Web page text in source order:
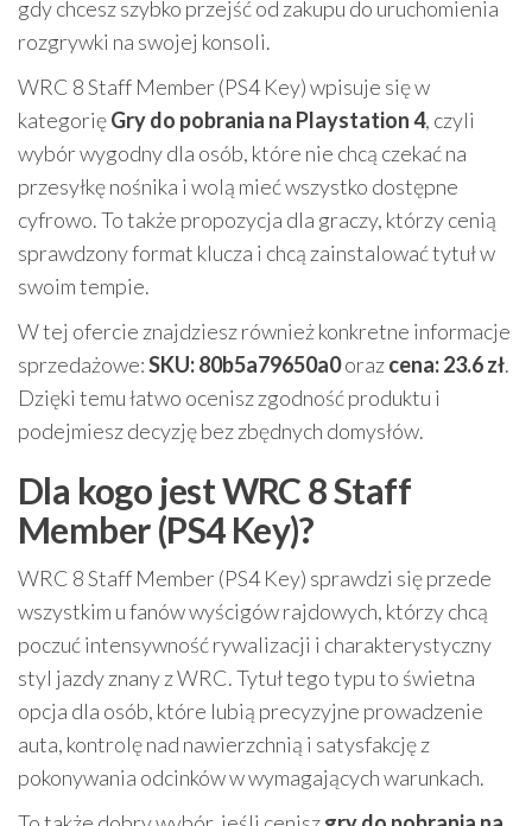
gdy chcesz szybko przejść od zakupu do uruchomienia
rozgrywki na swojej konsoli.
WRC 8 Staff Member (PS4 Key) wpisuje się w
kategorięGry do pobrania na Playstation 4, czyli
wybór wygodny dla osób, które nie chcą czekać na
przesyłkę nośnika i wolą mieć wszystko dostępne
cyfrowo. To także propozycja dla graczy, którzy cenią
sprawdzony format klucza i chcą zainstalować tytuł w
swoim tempie.
W tej ofercie znajdziesz również konkretne informacje
sprzedażowe:SKU: 80b5a79650a0orazcena: 23.6 zł.
Dzięki temu łatwo ocenisz zgodność produktu i
podejmiesz decyzję bez zbędnych domysłów.
Dla kogo jest WRC 8 Staff
Member (PS4 Key)?
WRC 8 Staff Member (PS4 Key) sprawdzi się przede
wszystkim u fanów wyścigów rajdowych, którzy chcą
poczuć intensywność rywalizacji i charakterystyczny
styl jazdy znany z WRC. Tytuł tego typu to świetna
opcja dla osób, które lubią precyzyjne prowadzenie
auta, kontrolę nad nawierzchnią i satysfakcję z
pokonywania odcinków w wymagających warunkach.